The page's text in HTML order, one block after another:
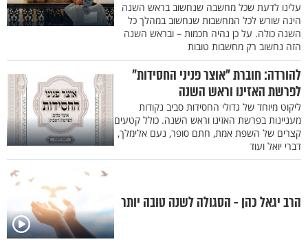
עלינו לדעת שכל מחשבה שנחשוב בראש השנה
הינה שורש לכל המחשבות שנחשוב במהלך כל
השנה כולה. על כן נהיה חכמות – ובראש השנה
הזה נחשוב רק מחשבות טובות
להורדה: חוברת "אוצר פניני החסידות"
לפרשת האזינו וראש השנה
ליקוט מיוחד של גדולי החסידות סביב נקודות
מעניינות בפרשת האזינו וראש השנה. כולל קטעים
קצרים של השפת אמת, חתם סופר, נעם אלימלך,
דברי יואל ועוד
הרב יגאל כהן - הסגולה לשנה טובה יותר